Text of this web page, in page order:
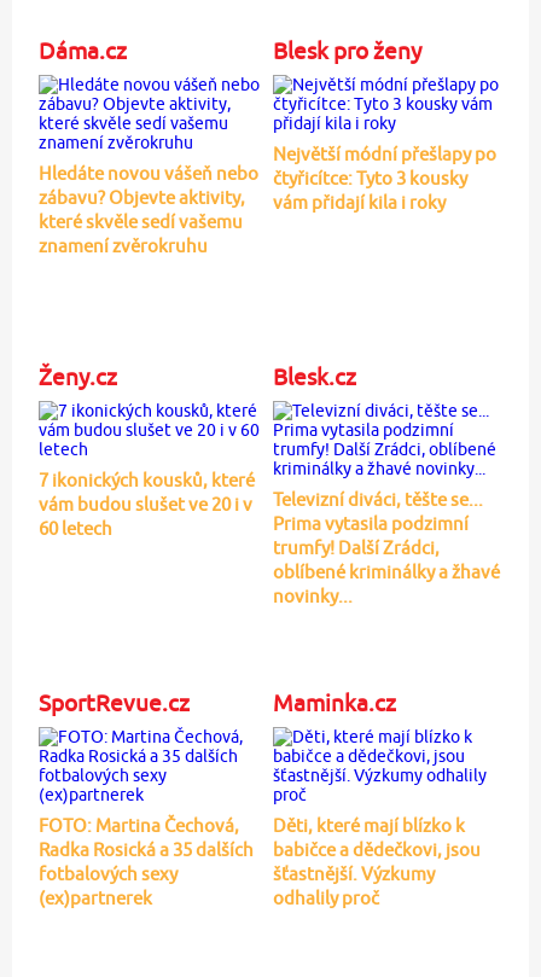
Dáma.cz
Hledáte novou vášeň nebo
zábavu? Objevte aktivity,
které skvěle sedí vašemu
znamení zvěrokruhu
Blesk pro ženy
Největší módní přešlapy po
čtyřicítce: Tyto 3 kousky
vám přidají kila i roky
Ženy.cz
7 ikonických kousků, které
vám budou slušet ve 20 i v
60 letech
Blesk.cz
Televizní diváci, těšte se...
Prima vytasila podzimní
trumfy! Další Zrádci,
oblíbené kriminálky a žhavé
novinky...
SportRevue.cz
FOTO: Martina Čechová,
Radka Rosická a 35 dalších
fotbalových sexy
(ex)partnerek
Maminka.cz
Děti, které mají blízko k
babičce a dědečkovi, jsou
šťastnější. Výzkumy
odhalily proč